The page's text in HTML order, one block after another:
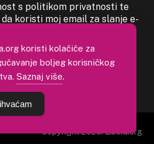
s politikom privatnosti te
koristi moj email za slanje e-
Copyright 2026. Libela.org
koristi kolačiće za
boljeg korisničkog
Saznaj više.